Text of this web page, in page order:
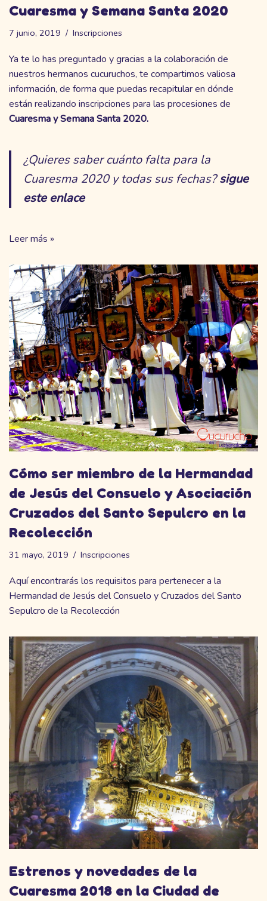
Cuaresma y Semana Santa 2020
7 junio, 2019 Inscripciones
Ya te lo has preguntado y gracias a la colaboración de
nuestros hermanos cucuruchos, te compartimos valiosa
información, de forma que puedas recapitular en dónde
están realizando inscripciones para las procesiones de
Cuaresma y Semana Santa 2020.
¿Quieres saber cuánto falta para la
Cuaresma 2020 y todas sus fechas? sigue
este enlace
Leer más »
Cómo ser miembro de la Hermandad
de Jesús del Consuelo y Asociación
Cruzados del Santo Sepulcro en la
Recolección
31 mayo, 2019 Inscripciones
Aquí encontrarás los requisitos para pertenecer a la
Hermandad de Jesús del Consuelo y Cruzados del Santo
Sepulcro de la Recolección
Estrenos y novedades de la
Cuaresma 2018 en la Ciudad de